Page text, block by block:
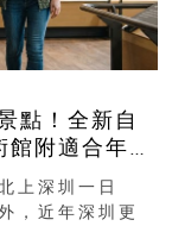
點！全新自
館附適合年
上深圳一日
，近年深圳更